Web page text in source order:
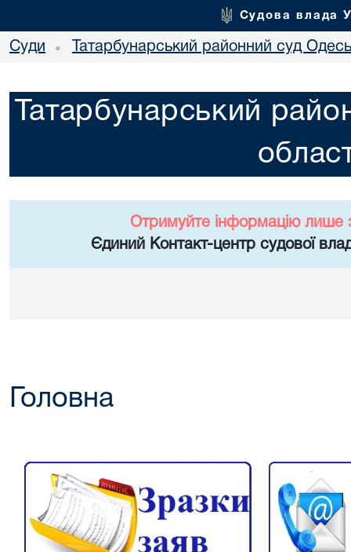
Судова влада
Суди • Татарбунарський районний суд
Татарбунарський
Отримуйте інформацію лише
Єдиний Контакт-центр судової
Головна